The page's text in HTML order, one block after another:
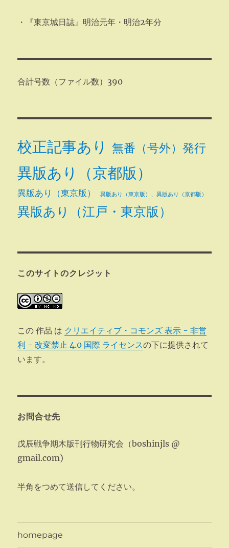
・『東京城日誌』明治元年・明治2年分
合計号数（ファイル数）390
校正記事あり 無番（号外）発行
異版あり（京都版）
異版あり（東京版） 異版あり（東京版）、異版あり（京都版）
異版あり（江戸・東京版）
このサイトのクレジット
この 作品 は クリエイティブ・コモンズ 表示 - 非営
利 - 改変禁止 4.0 国際 ライセンスの下に提供されて
います。
お問合せ先
戊辰戦争期木版刊行物研究会（boshinjls @
gmail.com)
半角をつめて送信してください。
homepage